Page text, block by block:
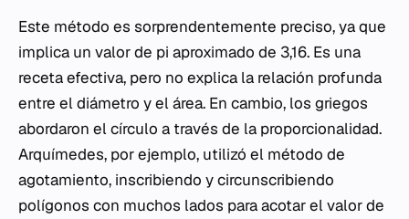
Este método es sorprendentemente preciso, ya que
implica un valor de pi aproximado de 3,16. Es una
receta efectiva, pero no explica la relación profunda
entre el diámetro y el área. En cambio, los griegos
abordaron el círculo a través de la proporcionalidad.
Arquímedes, por ejemplo, utilizó el método de
agotamiento, inscribiendo y circunscribiendo
polígonos con muchos lados para acotar el valor de